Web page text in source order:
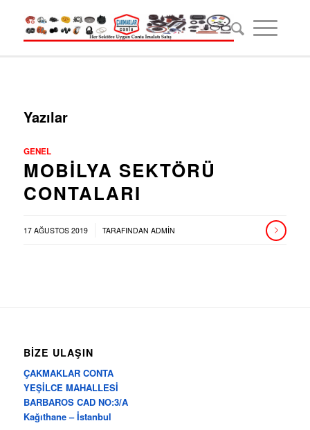
Yazılar
GENEL
MOBILYA SEKTÖRÜ
CONTALARI
17 AĞUSTOS 2019 TARAFINDAN ADMIN
BİZE ULAŞIN
ÇAKMAKLAR CONTA
YEŞİLCE MAHALLESİ
BARBAROS CAD NO:3/A
Kağıthane – İstanbul